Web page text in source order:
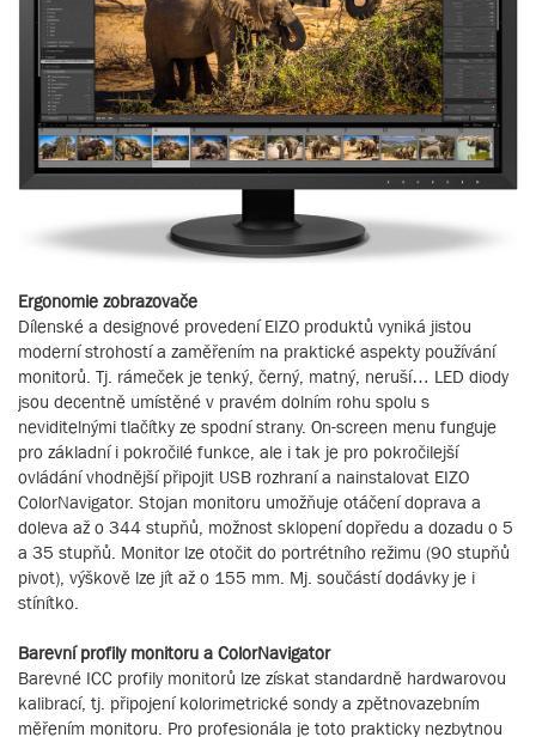
Ergonomie zobrazovače
Dílenské a designové provedení EIZO produktů vyniká jistou
moderní strohostí a zaměřením na praktické aspekty používání
monitorů. Tj. rámeček je tenký, černý, matný, neruší… LED diody
jsou decentně umístěné v pravém dolním rohu spolu s
neviditelnými tlačítky ze spodní strany. On-screen menu funguje
pro základní i pokročilé funkce, ale i tak je pro pokročilejší
ovládání vhodnější připojit USB rozhraní a nainstalovat EIZO
ColorNavigator. Stojan monitoru umožňuje otáčení doprava a
doleva až o 344 stupňů, možnost sklopení dopředu a dozadu o 5
a 35 stupňů. Monitor lze otočit do portrétního režimu (90 stupňů
pivot), výškově lze jít až o 155 mm. Mj. součástí dodávky je i
stínítko.
Barevní profily monitoru a ColorNavigator
Barevné ICC profily monitorů lze získat standardně hardwarovou
kalibrací, tj. připojení kolorimetrické sondy a zpětnovazebním
měřením monitoru. Pro profesionála je toto prakticky nezbytnou